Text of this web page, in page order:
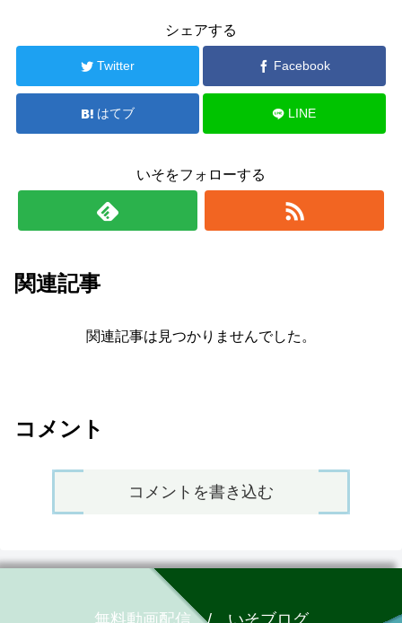
シェアする
Twitter Facebook
はてブ LINE
いそをフォローする
関連記事
関連記事は見つかりませんでした。
コメント
コメントを書き込む